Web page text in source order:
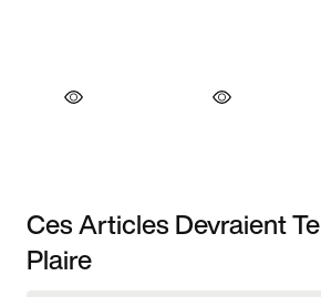
Ces Articles Devraient Te
Plaire